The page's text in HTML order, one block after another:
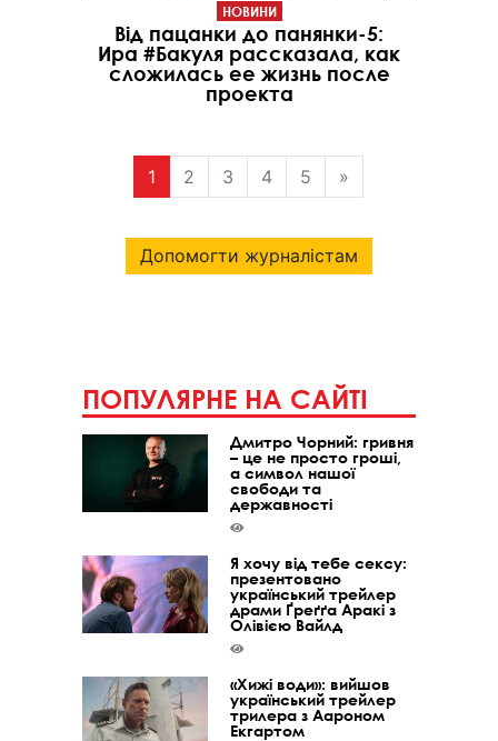
НОВИНИ
Від пацанки до панянки-5:
Ира #Бакуля рассказала, как
сложилась ее жизнь после
проекта
1 2 3 4 5 »
Допомогти журналістам
ПОПУЛЯРНЕ НА САЙТІ
Дмитро Чорний: гривня
– це не просто гроші,
а символ нашої
свободи та
державності
Я хочу від тебе сексу:
презентовано
український трейлер
драми Ґреґґа Аракі з
Олівією Вайлд
«Хижі води»: вийшов
український трейлер
трилера з Аароном
Екгартом